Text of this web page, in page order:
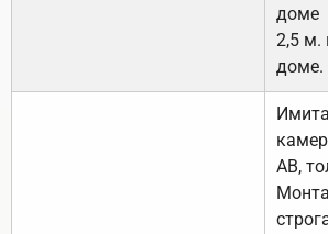
доме
2,5 м.
доме.
АВ,